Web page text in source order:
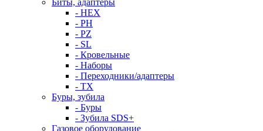
Биты, адаптеры
- HEX
- PH
- PZ
- SL
- Кровельные
- Наборы
- Переходники/адаптеры
- ТX
Буры, зубила
- Буры
- Зубила SDS+
Газовое оборудование